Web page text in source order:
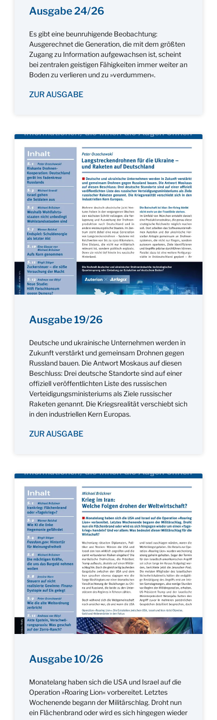
Ausgabe 24/26
Es gibt eine beunruhigende Beobachtung:
Ausgerechnet die Generation, die mit dem größten
Zugang zu Information aufgewachsen ist, scheint
bei zentralen geistigen Fähigkeiten immer weiter an
Boden zu verlieren und zu »verdummen«.
ZUR AUSGABE
Ausgabe 19/26
Deutsche und ukrainische Unternehmen werden in
Zukunft verstärkt und gemeinsam Drohnen gegen
Russland bauen. Die Antwort Moskaus auf diesen
Beschluss: Drei deutsche Standorte sind auf einer
offiziell veröffentlichten Liste des russischen
Verteidigungsministeriums als Ziele russischer
Raketen genannt. Die Kriegsrealität verschiebt sich
in den industriellen Kern Europas.
ZUR AUSGABE
Ausgabe 10/26
Monatelang haben sich die USA und Israel auf die
Operation »Roaring Lion« vorbereitet. Letztes
Wochenende begann der Militärschlag. Droht nun
ein Flächenbrand oder wird es sich hingegen wieder